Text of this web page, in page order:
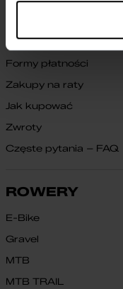
SKLEP
Formy płatności
Zakupy na raty
Jak kupować
Zwroty
Częste pytania – FAQ
ROWERY
E-Bike
Gravel
MTB
MTB TRAIL